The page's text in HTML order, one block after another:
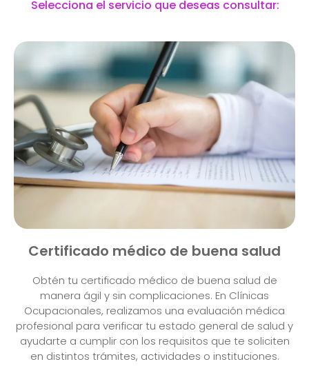
Selecciona el servicio que deseas consultar:
Certificado médico de buena salud
Obtén tu certificado médico de buena salud de
manera ágil y sin complicaciones. En Clínicas
Ocupacionales, realizamos una evaluación médica
profesional para verificar tu estado general de salud y
ayudarte a cumplir con los requisitos que te soliciten
en distintos trámites, actividades o instituciones.